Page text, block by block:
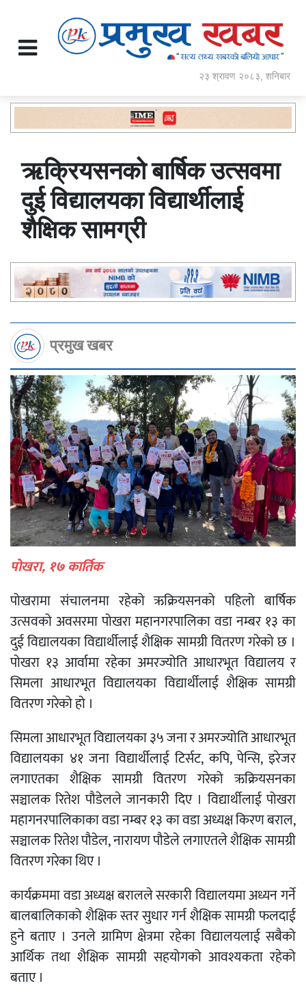
२३ श्रावण २०८३, शनिबार
ऋक्रियसनको बार्षिक उत्सवमा
दुई विद्यालयका विद्यार्थीलाई
शैक्षिक सामग्री
प्रमुख खबर
पोखरा, १७ कार्तिक
पोखरामा संचालनमा रहेको ऋक्रियसनको पहिलो बार्षिक
उत्सवको अवसरमा पोखरा महानगरपालिका वडा नम्बर १३ का
दुई विद्यालयका विद्यार्थीलाई शैक्षिक सामग्री वितरण गरेको छ ।
पोखरा १३ आर्वामा रहेका अमरज्योति आधारभूत विद्यालय र
सिमला आधारभूत विद्यालयका विद्यार्थीलाई शैक्षिक सामग्री
वितरण गरेको हो ।
सिमला आधारभूत विद्यालयका ३५ जना र अमरज्योति आधारभूत
विद्यालयका ४१ जना विद्यार्थीलाई टिर्सट, कपि, पेन्सि, इरेजर
लगाएतका शैक्षिक सामग्री वितरण गरेको ऋक्रियसनका
सञ्चालक रितेश पौडेलले जानकारी दिए । विद्यार्थीलाई पोखरा
महागनरपालिकाका वडा नम्बर १३ का वडा अध्यक्ष किरण बराल,
सञ्चालक रितेश पौडेल, नारायण पौडेले लगाएतले शैक्षिक सामग्री
वितरण गरेका थिए ।
कार्यक्रममा वडा अध्यक्ष बरालले सरकारी विद्यालयमा अध्यन गर्ने
बालबालिकाको शैक्षिक स्तर सुधार गर्न शैक्षिक सामग्री फलदाई
हुने बताए । उनले ग्रामिण क्षेत्रमा रहेका विद्यालयलाई सबैको
आर्थिक तथा शैक्षिक सामग्री सहयोगको आवश्यकता रहेको
बताए ।